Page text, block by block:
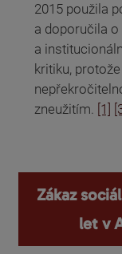
2015 použila
a doporučila
a
kritiku,
zneužitím. [1]
Zákaz
let v